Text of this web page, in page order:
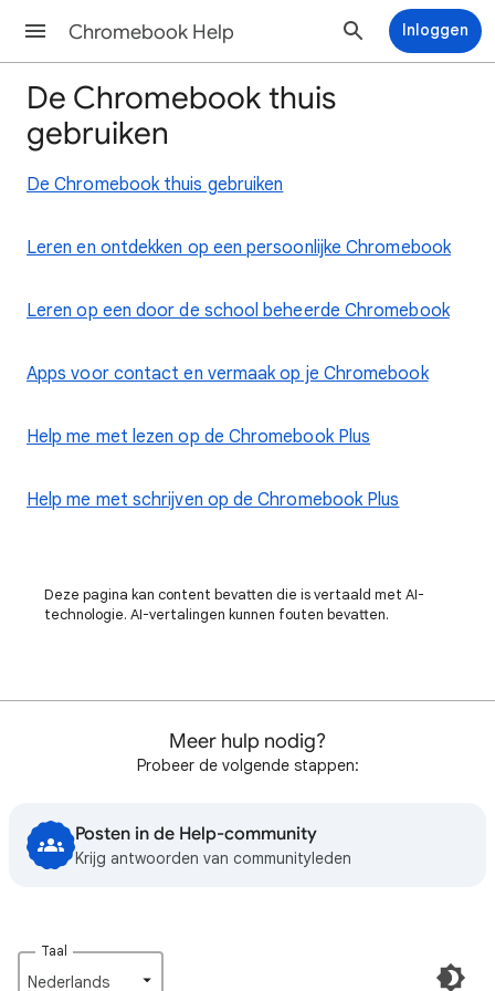
Chromebook Help Inloggen
De Chromebook thuis
gebruiken
De Chromebook thuis gebruiken
Leren en ontdekken op een persoonlijke Chromebook
Leren op een door de school beheerde Chromebook
Apps voor contact en vermaak op je Chromebook
Help me met lezen op de Chromebook Plus
Help me met schrijven op de Chromebook Plus
Deze pagina kan content bevatten die is vertaald met AI-
technologie. AI-vertalingen kunnen fouten bevatten.
Meer hulp nodig?
Probeer de volgende stappen:
Posten in de Help-community
Krijg antwoorden van communityleden
Taal
Nederlands‎